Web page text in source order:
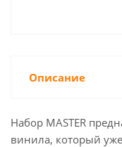
Описание
Набор MASTER
винила, который